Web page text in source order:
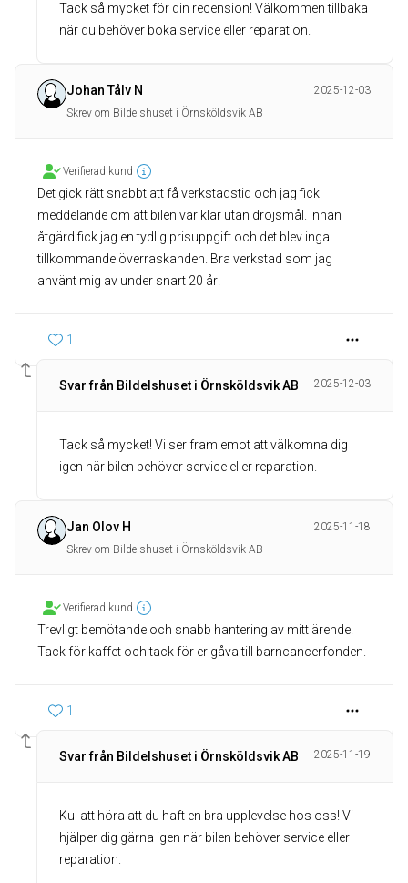
Tack så mycket för din recension! Välkommen tillbaka
när du behöver boka service eller reparation.
Johan Tålv N
2025-12-03
Skrev om Bildelshuset i Örnsköldsvik AB
Verifierad kund
Det gick rätt snabbt att få verkstadstid och jag fick
meddelande om att bilen var klar utan dröjsmål. Innan
åtgärd fick jag en tydlig prisuppgift och det blev inga
tillkommande överraskanden. Bra verkstad som jag
använt mig av under snart 20 år!
1
Svar från Bildelshuset i Örnsköldsvik AB 2025-12-03
Tack så mycket! Vi ser fram emot att välkomna dig
igen när bilen behöver service eller reparation.
Jan Olov H
2025-11-18
Skrev om Bildelshuset i Örnsköldsvik AB
Verifierad kund
Trevligt bemötande och snabb hantering av mitt ärende.
Tack för kaffet och tack för er gåva till barncancerfonden.
1
Svar från Bildelshuset i Örnsköldsvik AB 2025-11-19
Kul att höra att du haft en bra upplevelse hos oss! Vi
hjälper dig gärna igen när bilen behöver service eller
reparation.